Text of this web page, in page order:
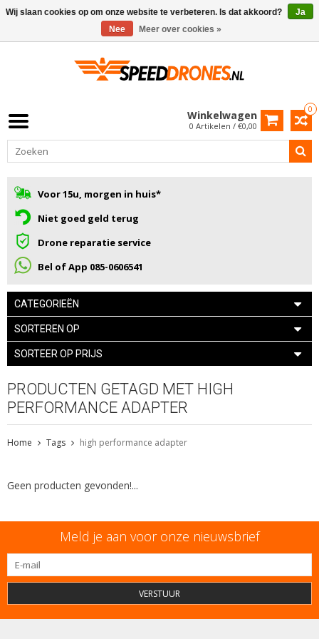
0
Winkelwagen
0 Artikelen / €0,00
Voor 15u, morgen in huis*
Niet goed geld terug
Drone reparatie service
Bel of App 085-0606541
CATEGORIEËN
SORTEREN OP
SORTEER OP PRIJS
PRODUCTEN GETAGD MET HIGH
PERFORMANCE ADAPTER
Home Tags high performance adapter
Geen producten gevonden!...
Meld je aan voor onze nieuwsbrief
VERSTUUR
Wij slaan cookies op om onze website te verbeteren. Is dat akkoord?
Ja
Nee
Meer over cookies »